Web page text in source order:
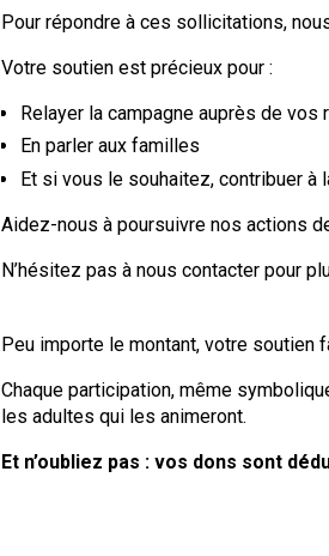
Peu importe le montant, votre soutien
Chaque participation, même
les adultes qui les animeront.
Et n’oubliez pas : vos dons sont
Pour répondre à ces sollicitations,
Votre soutien est précieux pour :
Relayer la campagne auprès de vos
En parler aux familles
Et si vous le souhaitez, contribuer à
Aidez-nous à poursuivre nos actions
N’hésitez pas à nous contacter pour